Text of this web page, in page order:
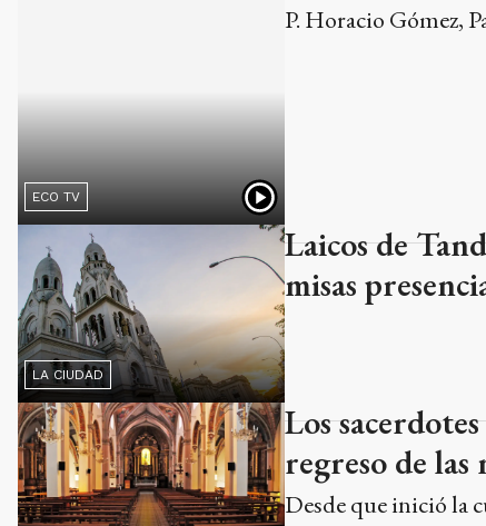
P. Horacio Gómez,
LA CIUDAD
LA CIUDAD
Los
puertas. Desde
orar o recibir
analizan las
Ads